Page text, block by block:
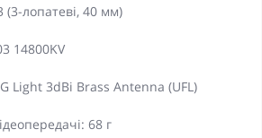
лопатеві, 40 мм)
14800KV
Light 3dBi Brass Antenna (UFL)
68 г